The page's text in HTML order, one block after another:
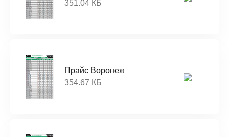
351.04 КБ
Прайс Воронеж
354.67 КБ